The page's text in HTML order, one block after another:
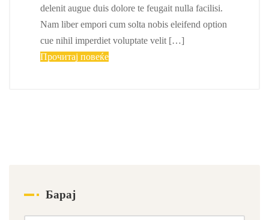
delenit augue duis dolore te feugait nulla facilisi.
Nam liber empori cum solta nobis eleifend option
cue nihil imperdiet voluptate velit […]
Прочитај повеќе
Барај